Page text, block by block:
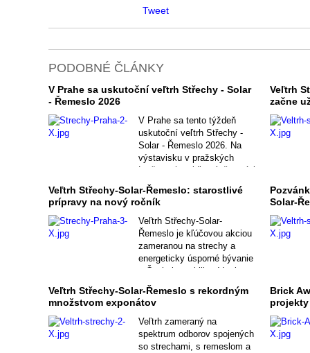
Tweet
PODOBNÉ ČLÁNKY
V Prahe sa uskutoční veľtrh Střechy - Solar
- Řemeslo 2026
V Prahe sa tento týždeň
uskutoční veľtrh Střechy -
Solar - Řemeslo 2026. Na
výstavisku v pražských
Letňanoch uvidia návštevníci
to najlepšie v oblasti striech
a úsporného bývania.
Veľtrh
začne
Veľtrh Střechy-Solar-Řemeslo: starostlivé
prípravy na nový ročník
Veľtrh Střechy-Solar-
Řemeslo je kľúčovou akciou
zameranou na strechy a
energeticky úsporné bývanie
v Českej republike. V roku
2024 sa uskutočnil jubilejný,
25. ročník, ktorý potvrdil
výlučné postavenie tohto
výstavného podujatia.
Solar-
Veľtrh Střechy-Solar-Řemeslo s rekordným
množstvom exponátov
Veľtrh zameraný na
spektrum odborov spojených
so strechami, s remeslom a
Brick